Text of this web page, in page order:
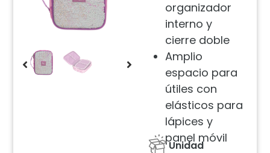
organizador
interno y
cierre doble
Amplio
espacio para
útiles con
elásticos para
lápices y
panel móvil
Unidad